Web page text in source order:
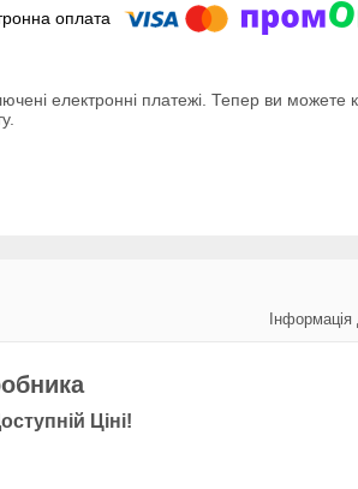
електронні платежі. Тепер ви можете
Ціні!